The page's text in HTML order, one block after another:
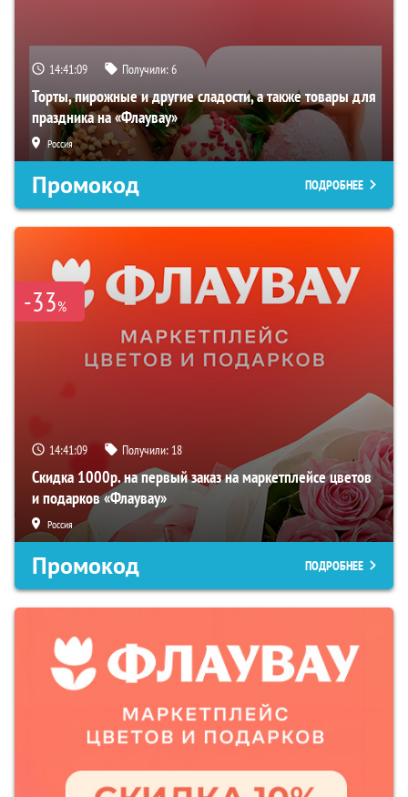
14:41:08 Получили:6
Торты, пирожные и другие сладости, а также товары для
праздника на «Флаувау»
Россия
Промокод ПОДРОБНЕЕ
-33%
14:41:08 Получили: 18
Скидка 1000р. на первый заказ на маркетплейсе цветов
и подарков «Флаувау»
Россия
Промокод ПОДРОБНЕЕ